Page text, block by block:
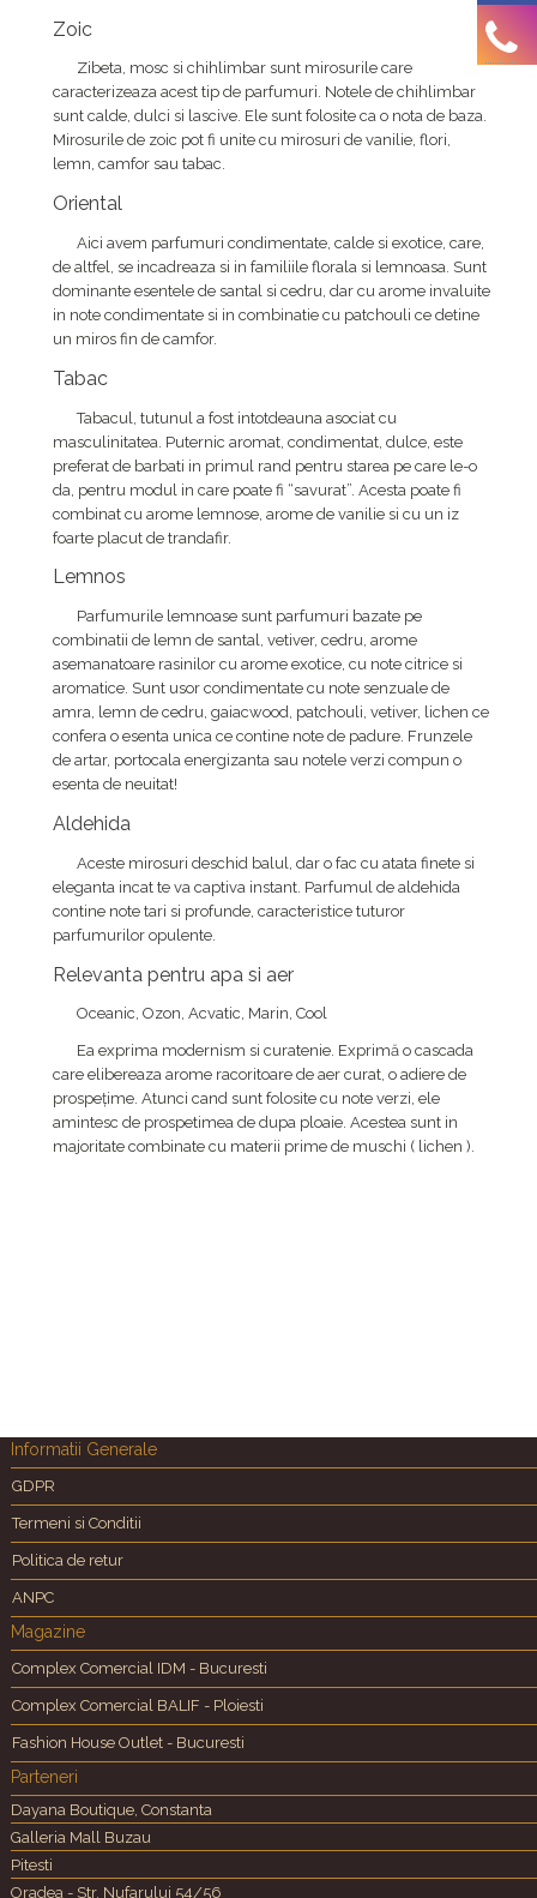
Zoic
Zibeta, mosc si chihlimbar sunt mirosurile care
caracterizeaza acest tip de parfumuri. Notele de chihlimbar
sunt calde, dulci si lascive. Ele sunt folosite ca o nota de baza.
Mirosurile de zoic pot fi unite cu mirosuri de vanilie, flori,
lemn, camfor sau tabac.
Oriental
Aici avem parfumuri condimentate, calde si exotice, care,
de altfel, se incadreaza si in familiile florala si lemnoasa. Sunt
dominante esentele de santal si cedru, dar cu arome invaluite
in note condimentate si in combinatie cu patchouli ce detine
un miros fin de camfor.
Tabac
Tabacul, tutunul a fost intotdeauna asociat cu
masculinitatea. Puternic aromat, condimentat, dulce, este
preferat de barbati in primul rand pentru starea pe care le-o
da, pentru modul in care poate fi “savurat”. Acesta poate fi
combinat cu arome lemnose, arome de vanilie si cu un iz
foarte placut de trandafir.
Lemnos
Parfumurile lemnoase sunt parfumuri bazate pe
combinatii de lemn de santal, vetiver, cedru, arome
asemanatoare rasinilor cu arome exotice, cu note citrice si
aromatice. Sunt usor condimentate cu note senzuale de
amra, lemn de cedru, gaiacwood, patchouli, vetiver, lichen ce
confera o esenta unica ce contine note de padure. Frunzele
de artar, portocala energizanta sau notele verzi compun o
esenta de neuitat!
Aldehida
Aceste mirosuri deschid balul, dar o fac cu atata finete si
eleganta incat te va captiva instant. Parfumul de aldehida
contine note tari si profunde, caracteristice tuturor
parfumurilor opulente.
Relevanta pentru apa si aer
Oceanic, Ozon, Acvatic, Marin, Cool
Ea exprima modernism si curatenie. Exprimă o cascada
care elibereaza arome racoritoare de aer curat, o adiere de
prospețime. Atunci cand sunt folosite cu note verzi, ele
amintesc de prospetimea de dupa ploaie. Acestea sunt in
majoritate combinate cu materii prime de muschi ( lichen ).
Informatii Generale
GDPR
Termeni si Conditii
Politica de retur
ANPC
Magazine
Complex Comercial IDM - Bucuresti
Complex Comercial BALIF - Ploiesti
Fashion House Outlet - Bucuresti
Parteneri
Dayana Boutique, Constanta
Galleria Mall Buzau
Pitesti
Oradea - Str. Nufarului 54/56